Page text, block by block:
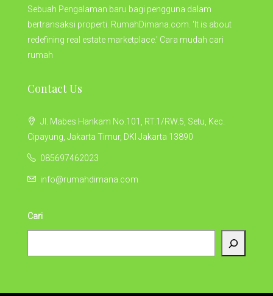
Sebuah Pengalaman baru bagi pengguna dalam
bertransaksi properti. RumahDimana.com. 'It is about
redefining real estate marketplace.' Cara mudah cari
rumah
Contact Us
Jl. Mabes Hankam No.101, RT.1/RW.5, Setu, Kec.
Cipayung, Jakarta Timur, DKI Jakarta 13890
085697462023
info@rumahdimana.com
Cari